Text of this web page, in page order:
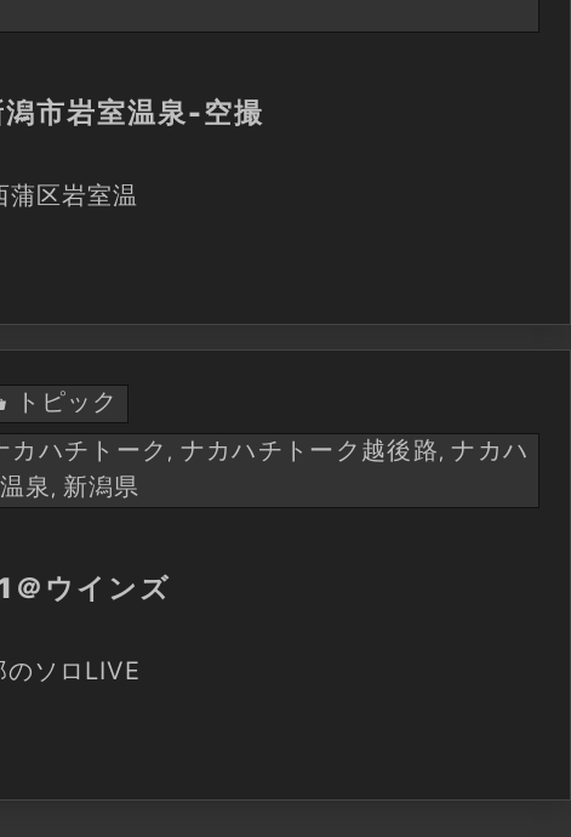
市岩室温泉-空撮
区岩室温
トピック
カハチトーク , ナカハチトーク越後路,ナカハ
泉 , 新潟県
＠ウインズ
ソロLIVE